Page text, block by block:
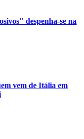
despenha-se na
vem de Itália em